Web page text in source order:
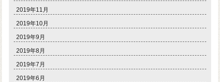
2019年11月
2019年10月
2019年9月
2019年8月
2019年7月
2019年6月